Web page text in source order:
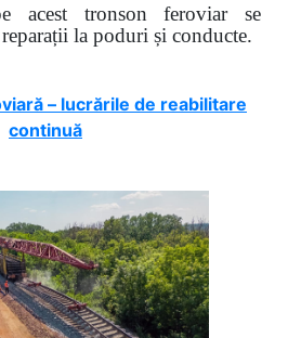
acest tronson feroviar se
la poduri și conducte.
– lucrările de reabilitare
continuă